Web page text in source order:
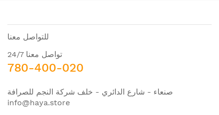
للتواصل معنا
تواصل معنا 24/7
780-400-020
صنعاء - شارع الدائري - خلف شركة النجم للصرافة
info@haya.store